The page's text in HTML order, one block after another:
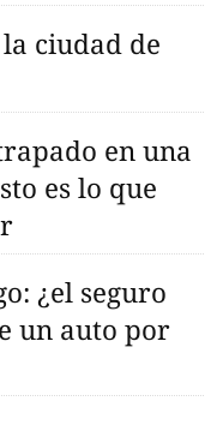
ciudad de
en una
es lo que
¿el seguro
un auto por